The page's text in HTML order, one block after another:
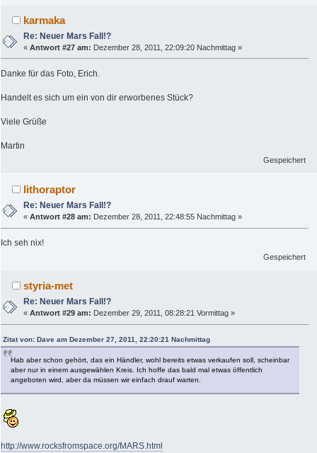
karmaka
Re: Neuer Mars Fall!?
«Antwort #27 am: Dezember 28, 2011, 22:09:20 Nachmittag »
Danke für das Foto, Erich.
Handelt es sich um ein von dir erworbenes Stück?
Viele Grüße
Martin
Gespeichert
lithoraptor
Re: Neuer Mars Fall!?
«Antwort #28 am: Dezember 28, 2011, 22:48:55 Nachmittag »
Ich seh nix!
Gespeichert
styria-met
Re: Neuer Mars Fall!?
«Antwort #29 am: Dezember 29, 2011, 08:28:21 Vormittag »
Zitat von: Dave am Dezember 27, 2011, 22:20:21 Nachmittag
Hab aber schon gehört, das ein Händler, wohl bereits etwas verkaufen soll, scheinbar
aber nur in einem ausgewählen Kreis. Ich hoffe das bald mal etwas öffentlich
angeboten wird, aber da müssen wir einfach drauf warten.
http://www.rocksfromspace.org/MARS.html